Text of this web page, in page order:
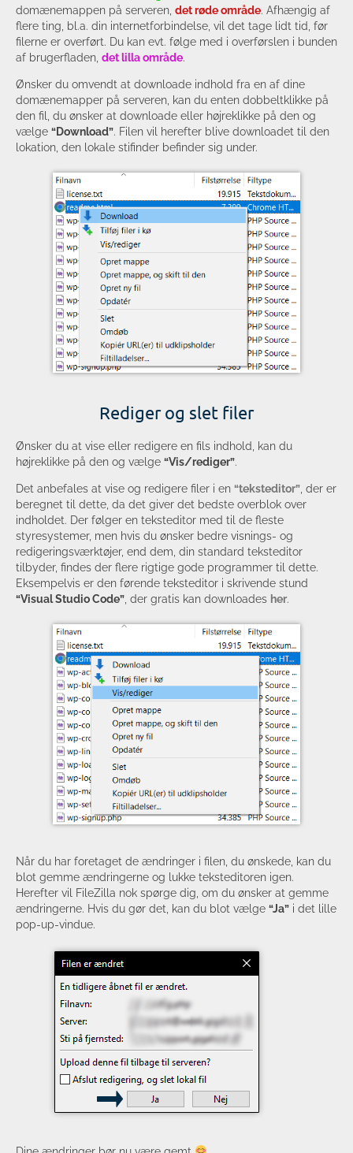
domænemappen på serveren, det røde område. Afhængig af
flere ting, bl.a. din internetforbindelse, vil det tage lidt tid, før
filerne er overført. Du kan evt. følge med i overførslen i bunden
af brugerfladen, det lilla område.
Ønsker du omvendt at downloade indhold fra en af dine
domænemapper på serveren, kan du enten dobbeltklikke på
den fil, du ønsker at downloade eller højreklikke på den og
vælge “Download”. Filen vil herefter blive downloadet til den
lokation, den lokale stifinder befinder sig under.
Rediger og slet filer
Ønsker du at vise eller redigere en fils indhold, kan du
højreklikke på den og vælge “Vis/rediger”.
Det anbefales at vise og redigere filer i en “teksteditor” , der er
beregnet til dette, da det giver det bedste overblok over
indholdet. Der følger en teksteditor med til de fleste
styresystemer, men hvis du ønsker bedre visnings- og
redigeringsværktøjer, end dem, din standard teksteditor
tilbyder, findes der flere rigtige gode programmer til dette.
Eksempelvis er den førende teksteditor i skrivende stund
“Visual Studio Code” , der gratis kan downloades her.
Når du har foretaget de ændringer i filen, du ønskede, kan du
blot gemme ændringerne og lukke teksteditoren igen.
Herefter vil FileZilla nok spørge dig, om du ønsker at gemme
ændringerne. Hvis du gør det, kan du blot vælge “Ja” i det lille
pop-up-vindue.